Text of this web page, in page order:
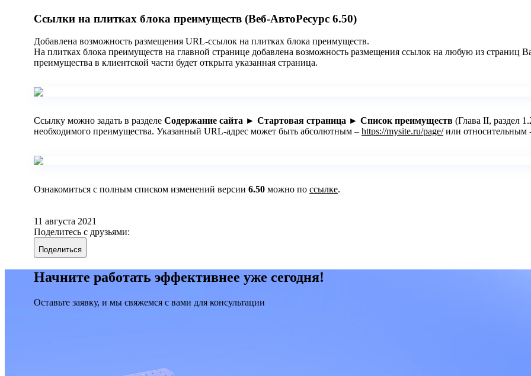
Ссылки на плитках блока преимуществ (Веб-АвтоРесурс 6.50)
Добавлена возможность размещения URL-ссылок на плитках блока преимуществ.
На плитках блока преимуществ на главной странице добавлена возможность размещения ссылок на любую из страниц
преимущества в клиентской части будет открыта указанная страница.
Ссылку можно задать в разделе Содержание сайта ► Стартовая страница ► Список преимуществ (Глава II, раздел
необходимого преимущества. Указанный URL-адрес может быть абсолютным – https://mysite.ru/page/или относительным
Ознакомиться с полным списком изменений версии 6.50 можно по ссылке.
11 августа 2021
Поделитесь с друзьями:
Поделиться
Начните работать эффективнее уже сегодня!
Оставьте заявку, и мы свяжемся с вами для консультации